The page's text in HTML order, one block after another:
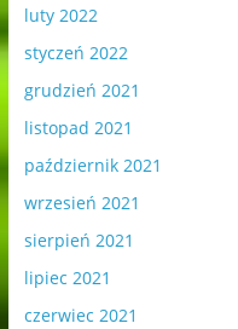
luty 2022
styczeń 2022
grudzień 2021
listopad 2021
październik 2021
wrzesień 2021
sierpień 2021
lipiec 2021
czerwiec 2021